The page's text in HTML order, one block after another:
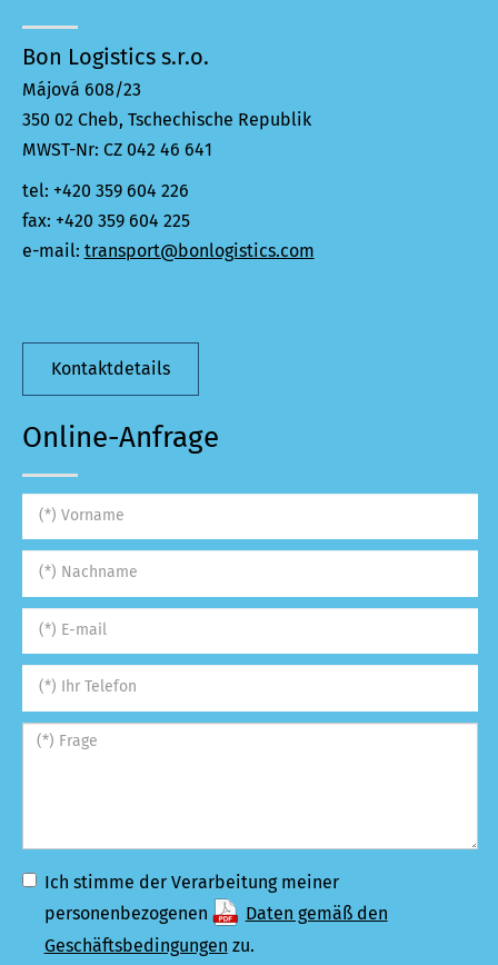
Bon Logistics s.r.o.
Májová 608/23
350 02 Cheb, Tschechische Republik
MWST-Nr: CZ 042 46 641
tel: +420 359 604 226
fax: +420 359 604 225
e-mail: transport@bonlogistics.com
Kontaktdetails
Online-Anfrage
Ich stimme der Verarbeitung meiner
personenbezogenen
Daten gemäß den
Geschäftsbedingungen zu.